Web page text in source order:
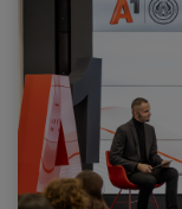
МК SQ
Приватни